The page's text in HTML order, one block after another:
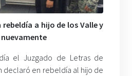
a hijo de los Valle y
el Juzgado de Letras de
declaró en rebeldía al hijo de